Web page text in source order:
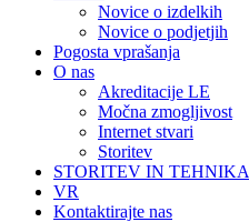
Novice o izdelkih
Novice o podjetjih
Pogosta vprašanja
O nas
Akreditacije LE
Močna zmogljivost
Internet stvari
Storitev
STORITEV IN TEHNIKA
VR
Kontaktirajte nas